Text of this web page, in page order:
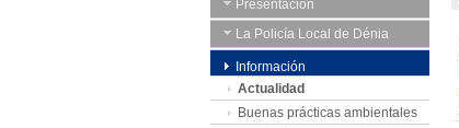
Presentación
La Policía Local de Dénia
Información
Actualidad
Buenas prácticas ambientales